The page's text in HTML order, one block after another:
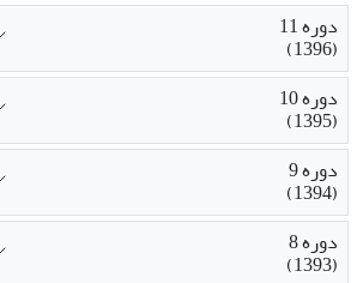
دوره 11
(1396)
دوره 10
(1395)
دوره 9
(1394)
دوره 8
(1393)